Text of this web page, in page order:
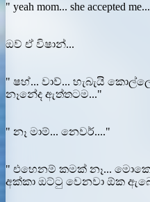
" yeah mom... she accepted
ඔව් ඒ විෂාන්...
" ෂහ්... වාව්... හැබැයි
නෑනේද ඇත්තටම..."
" නෑ මාම්... නෙවර්...."
" එහෙනම් කමක් නෑ...
අක්කා ඔට්ටු වෙනවා ඕක